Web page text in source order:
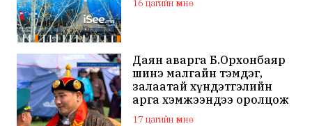
16 цагийн өмнө
Даян аварга Б.Орхонбаяр
шинэ малгайн тэмдэг,
залаатай хүндэтгэлийн
арга хэмжээндээ оролцож
байна
17 цагийн өмнө